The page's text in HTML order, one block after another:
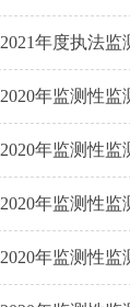
2021年度执法监
2020年监测性监
2020年监测性监
2020年监测性监
2020年监测性监